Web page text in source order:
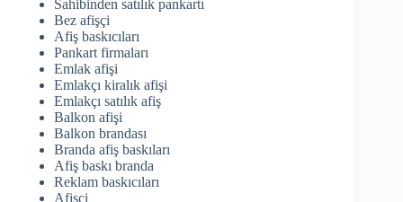
Sahibinden satılık pankartı
Bez afişçi
Afiş baskıcıları
Pankart firmaları
Emlak afişi
Emlakçı kiralık afişi
Emlakçı satılık afiş
Balkon afişi
Balkon brandası
Branda afiş baskıları
Afiş baskı branda
Reklam baskıcıları
Afişçi